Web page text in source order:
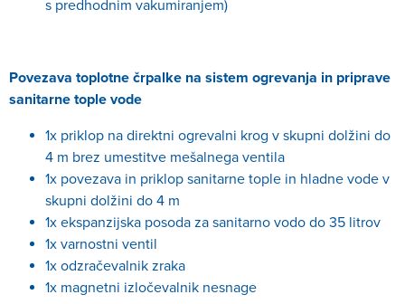
s predhodnim vakumiranjem)
Povezava toplotne črpalke na sistem ogrevanja in priprave
sanitarne tople vode
1x priklop na direktni ogrevalni krog v skupni dolžini do
4 m brez umestitve mešalnega ventila
1x povezava in priklop sanitarne tople in hladne vode v
skupni dolžini do 4 m
1x ekspanzijska posoda za sanitarno vodo do 35 litrov
1x varnostni ventil
1x odzračevalnik zraka
1x magnetni izločevalnik nesnage